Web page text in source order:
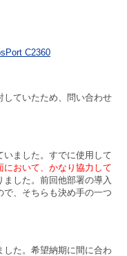
C2360
していたため、問い合わせ
ました。すでに使用して
において、かなり協力して
した。前回他部署の導入
、そちらも決め手の一つ
た。希望納期に間に合わ